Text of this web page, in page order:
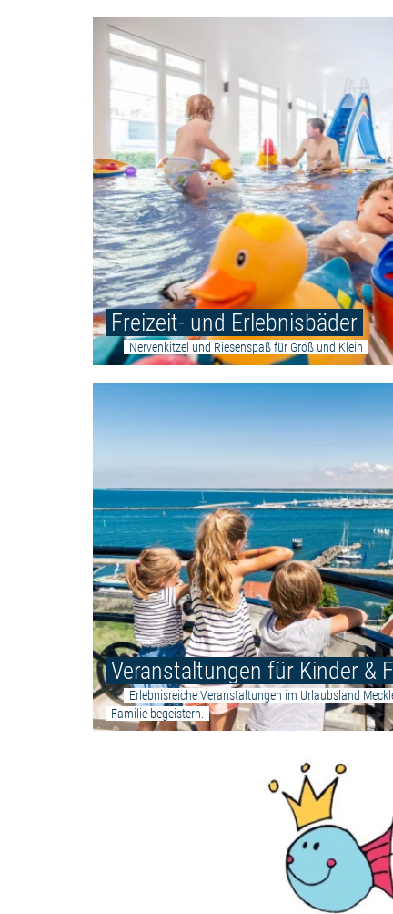
Freizeit- und Erlebnisbäder
Nervenkitzel und Riesenspaß für Groß und Klein
Veranstaltungen für Kinder &
Erlebnisreiche Veranstaltungen im Urlaubsland
Familie begeistern.